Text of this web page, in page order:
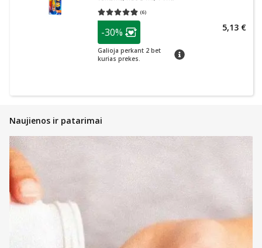
(6)
Vidutinis įvertinimas 4.83
patarimas
Lojalumo klubo narių nuolaida
-30%
Galioja perkant 2 bet
kurias prekes.
patarimas
5,13 €
Naujienos ir patarimai